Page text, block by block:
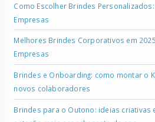
Como Escolher Brindes
Empresas
Melhores Brindes Corporativos em
Empresas
Brindes e Onboarding: como montar o
novos colaboradores
Brindes para o Outono: ideias criativas